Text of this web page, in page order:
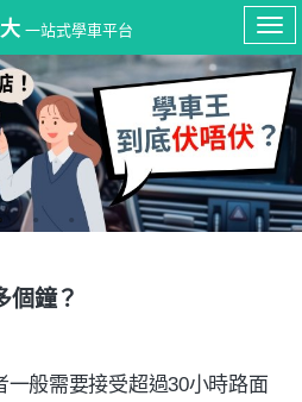
一站式學車平台
個鐘？
般需要接受超過30小時路面